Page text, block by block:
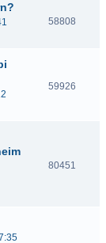
58808
59926
80451